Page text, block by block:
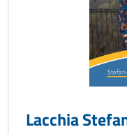
Lacchia